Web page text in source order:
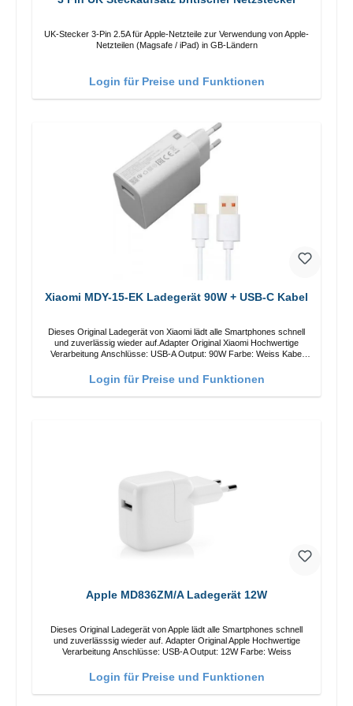
UK-Stecker 3-Pin 2.5A für Apple-Netzteile zur Verwendung von Apple-
Netzteilen (Magsafe / iPad) in GB-Ländern
Login für Preise und Funktionen
Xiaomi MDY-15-EK Ladegerät 90W + USB-C Kabel
Dieses Original Ladegerät von Xiaomi lädt alle Smartphones schnell
und zuverlässig wieder auf.Adapter Original Xiaomi Hochwertige
Verarbeitung Anschlüsse: USB-A Output: 90W Farbe: Weiss Kabel
Login für Preise und Funktionen
Apple MD836ZM/A Ladegerät 12W
Dieses Original Ladegerät von Apple lädt alle Smartphones schnell
und zuverlässsig wieder auf. Adapter Original Apple Hochwertige
Verarbeitung Anschlüsse: USB-A Output: 12W Farbe: Weiss
Login für Preise und Funktionen